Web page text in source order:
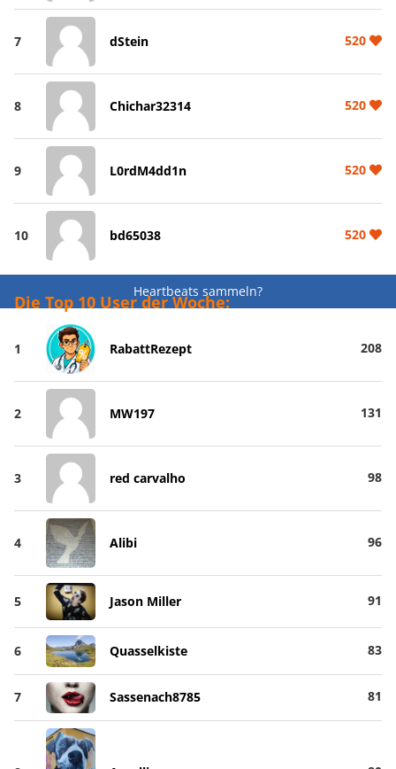
7 dStein 520
8 Chichar32314 520
9 L0rdM4dd1n 520
10 bd65038 520
Heartbeats sammeln?
Die Top 10 User der Woche:
1 RabattRezept 208
2 MW197 131
3 red carvalho 98
4 Alibi 96
5 Jason Miller 91
6 Quasselkiste 83
7 Sassenach8785 81